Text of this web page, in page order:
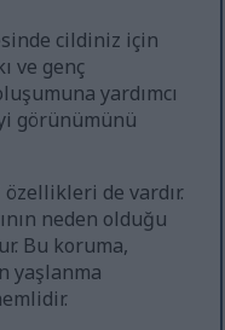
cildiniz için
ve genç
yardımcı
görünümünü
de vardır.
neden olduğu
Bu koruma,
yaşlanma